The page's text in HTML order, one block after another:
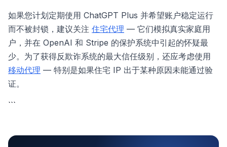
如果您计划定期使用 ChatGPT Plus 并希望账户稳定运行
而不被封锁，建议关注 住宅代理 — 它们模拟真实家庭用
户，并在 OpenAI 和 Stripe 的保护系统中引起的怀疑最
少。为了获得反欺诈系统的最大信任级别，还应考虑使用
移动代理 — 特别是如果住宅 IP 出于某种原因未能通过验
证。
```